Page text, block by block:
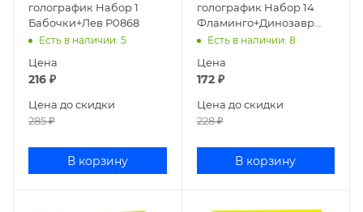
голографик Набор 1
Бабочки+Лев Р0868
Есть в наличии: 5
Цена
216 ₽
Цена до скидки
285₽
В корзину
голографик Набор 14
Фламинго+Динозавр
Р-2237
Есть в наличии: 8
Цена
172₽
Цена до скидки
228₽
В корзину